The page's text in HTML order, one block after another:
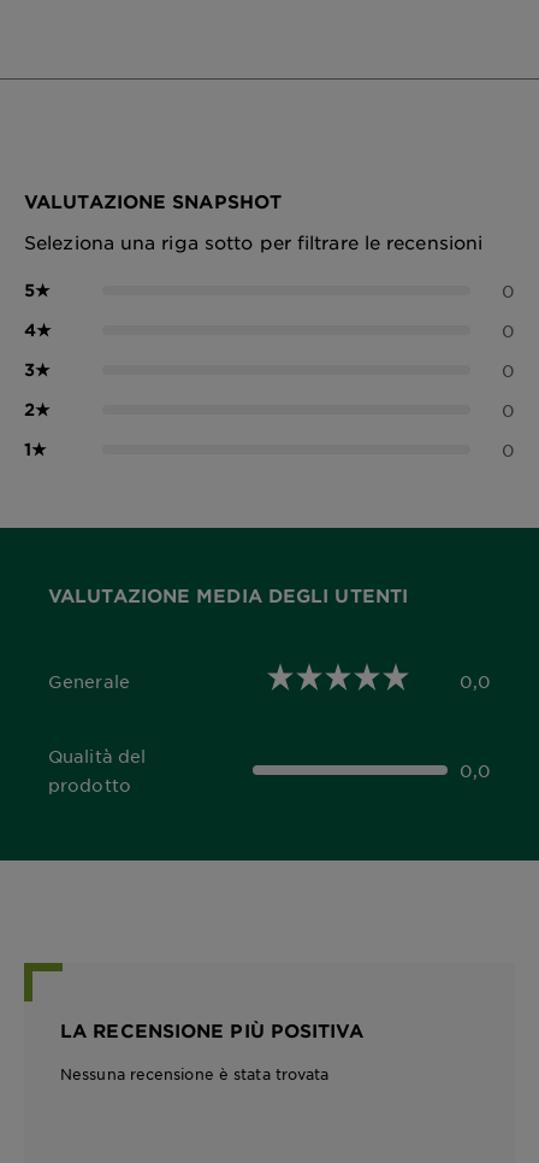
VALUTAZIONE SNAPSHOT
Seleziona una riga sotto per filtrare le recensioni
5★ 0
4★ 0
3★ 0
2★ 0
1★ 0
VALUTAZIONE MEDIA DEGLI UTENTI
Generale
0,0 out of 5 stars 0,0
Qualità del
prodotto
0,0 out of 5 stars 0,0
LA RECENSIONE PIÙ POSITIVA
Nessuna recensione è stata trovata